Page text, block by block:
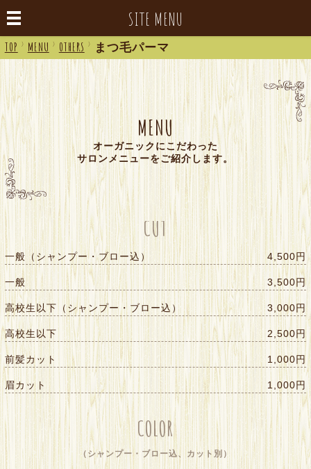
SITE MENU
TOP > MENU > OTHERS > まつ毛パーマ
MENU
オーガニックにこだわった
サロンメニューをご紹介します。
CUT
一般（シャンプー・ブロー込） 4,500円
一般 3,500円
高校生以下（シャンプー・ブロー込） 3,000円
高校生以下 2,500円
前髪カット 1,000円
眉カット 1,000円
COLOR
（シャンプー・ブロー込、カット別）